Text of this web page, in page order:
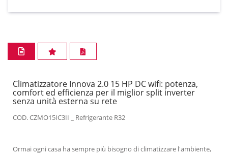
Climatizzatore Innova 2.0 15 HP DC wifi: potenza,
comfort ed efficienza per il miglior split inverter
senza unità esterna su rete
COD. CZMO15IC3II _ Refrigerante R32
Ormai ogni casa ha sempre più bisogno di climatizzare l'ambiente,